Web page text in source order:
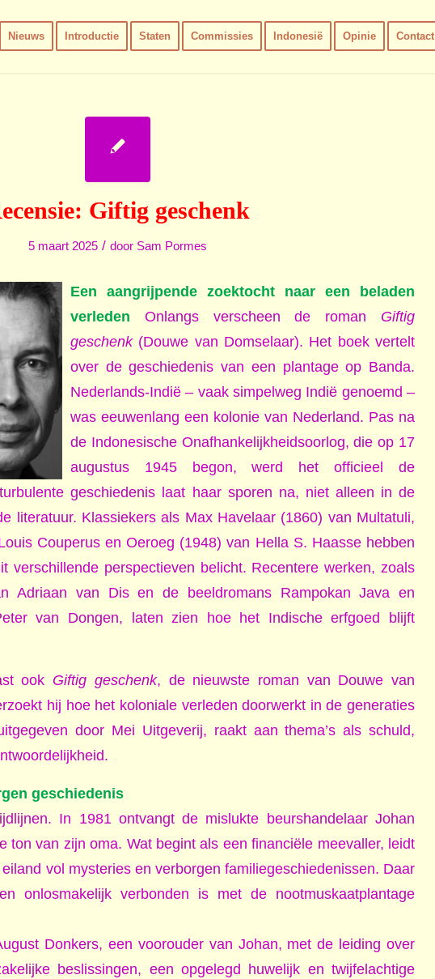
Nieuws Introductie Staten Commissies Indonesië Opinie Contact
Giftig geschenk
5 maart 2025 / door Sam Pormes
Een aangrijpende zoektocht naar een beladen
verleden Onlangs verscheen de roman Giftig
geschenk(Douwe van Domselaar). Het boek vertelt
over de geschiedenis van een plantage op Banda.
Nederlands-Indië – vaak simpelweg Indië genoemd –
was eeuwenlang een kolonie van Nederland. Pas na
de Indonesische Onafhankelijkheidsoorlog, die op 17
augustus 1945 begon, werd het officieel de
geschiedenis laat haar sporen na, niet alleen in de
literatuur. Klassiekers als Max Havelaar (1860) van Multatuli,
Couperus en Oeroeg (1948) van Hella S. Haasse hebben
verschillende perspectieven belicht. Recentere werken, zoals
Adriaan van Dis en de beeldromans Rampokan Java en
van Dongen, laten zien hoe het Indische erfgoed blijft
ook Giftig geschenk, de nieuwste roman van Douwe van
hij hoe het koloniale verleden doorwerkt in de generaties
door Mei Uitgeverij, raakt aan thema’s als schuld,
geschiedenis
In 1981 ontvangt de mislukte beurshandelaar Johan
ton van zijn oma. Wat begint als een financiële meevaller, leidt
vol mysteries en verborgen familiegeschiedenissen. Daar
onlosmakelijk verbonden is met de nootmuskaatplantage
Donkers, een voorouder van Johan, met de leiding over
beslissingen, een opgelegd huwelijk en twijfelachtige